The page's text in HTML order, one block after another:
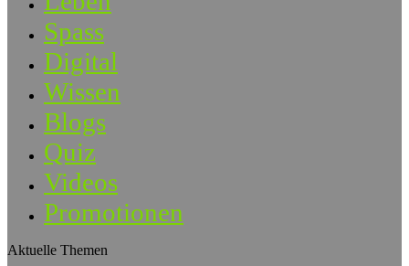
Spass
Digital
Wissen
Blogs
Quiz
Videos
Promotionen
Aktuelle Themen